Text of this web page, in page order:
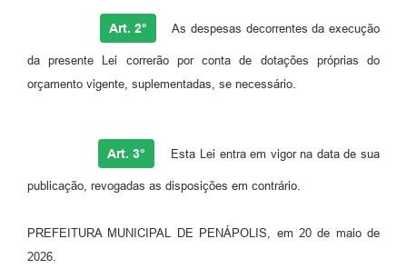
Art. 2° As despesas decorrentes da execução
da presente Lei correrão por conta de dotações próprias do
orçamento vigente, suplementadas, se necessário.
Art. 3° Esta Lei entra em vigor na data de sua
publicação, revogadas as disposições em contrário.
PREFEITURA MUNICIPAL DE PENÁPOLIS, em 20 de maio de
2026.